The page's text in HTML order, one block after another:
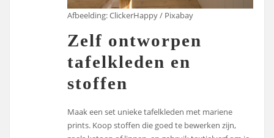
Afbeelding: ClickerHappy / Pixabay
Zelf ontworpen
tafelkleden en
stoffen
Maak een set unieke tafelkleden met mariene
prints. Koop stoffen die goed te bewerken zijn,